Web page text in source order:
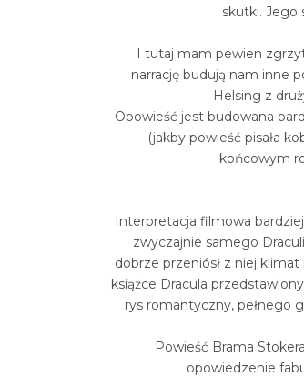
skutki. Jego
I tutaj mam pewien
narrację budują nam inne
Helsing z
Opowieść jest budowana
(jakby powieść pisała
końcowym
Interpretacja filmowa
zwyczajnie samego
dobrze przeniósł z niej
książce Dracula
rys romantyczny, pełnego
Powieść Brama
opowiedzenie